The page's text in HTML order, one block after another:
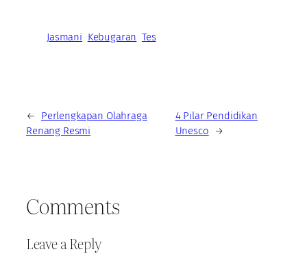
Jasmani Kebugaran Tes
←
Perlengkapan Olahraga
Renang Resmi
4 Pilar Pendidikan
Unesco
→
Comments
Leave a Reply